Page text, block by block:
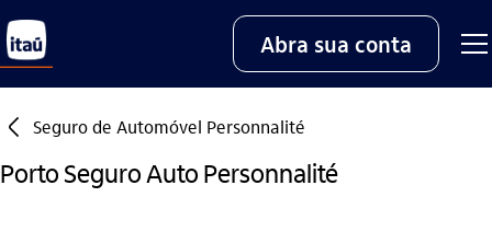
Abra sua conta
seta_esquerda Seguro de Automóvel Personnalité
Porto Seguro Auto Personnalité